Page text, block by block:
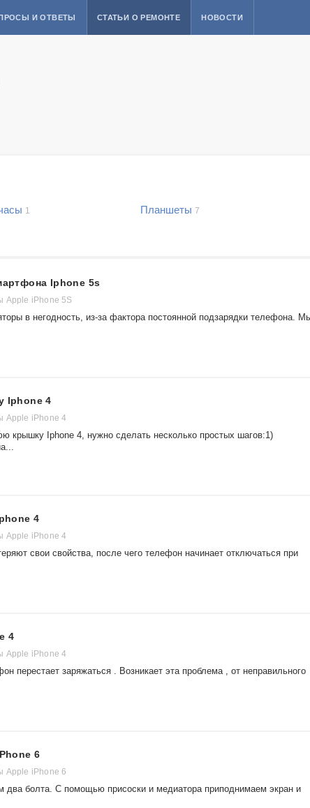
И ОТВЕТЫ СТАТЬИ О РЕМОНТЕ НОВОСТИ
1 Планшеты 7
Iphone 5s
Apple iPhone 5S
в негодность, из-за фактора постоянной подзарядки телефона.
Iphone 4
Apple iPhone 4
крышку Iphone 4, нужно сделать несколько простых шагов:1)
4
Apple iPhone 4
свои свойства, после чего телефон начинает отключаться при
4
Apple iPhone 4
перестает заряжаться . Возникает эта проблема , от неправильного
6
Apple iPhone 6
два болта. С помощью присоски и медиатора приподнимаем экран и